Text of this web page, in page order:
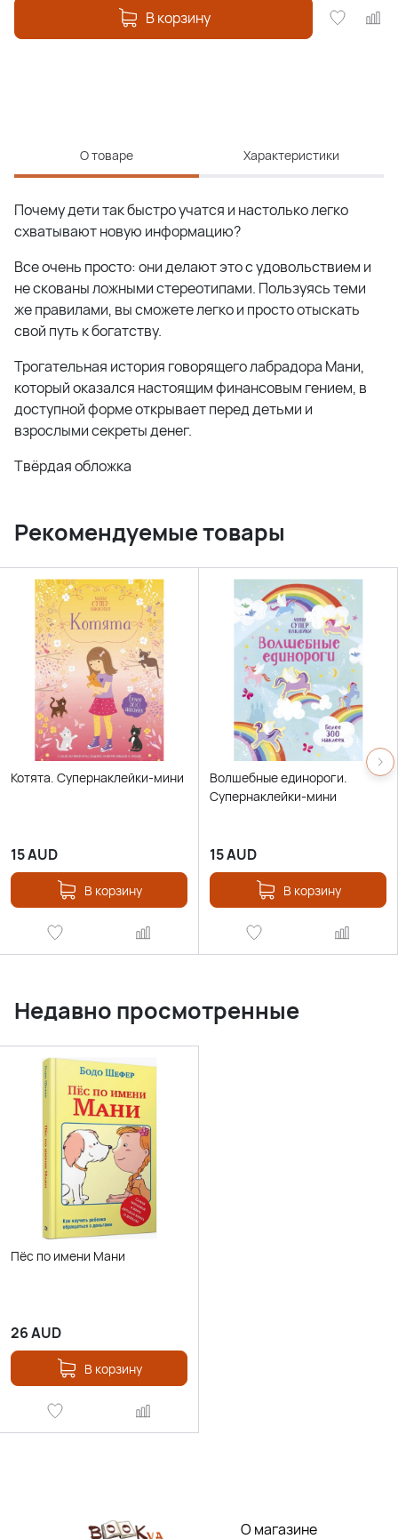
В корзину
О товаре Характеристики
Почему дети так быстро учатся и настолько легко
схватывают новую информацию?
Все очень просто: они делают это с удовольствием и
не скованы ложными стереотипами. Пользуясь теми
же правилами, вы сможете легко и просто отыскать
свой путь к богатству.
Трогательная история говорящего лабрадора Мани,
который оказался настоящим финансовым гением, в
доступной форме открывает перед детьми и
взрослыми секреты денег.
Твёрдая обложка
Рекомендуемые товары
Котята. Супернаклейки-мини
15AUD
В корзину
Волшебные единороги.
Супернаклейки-мини
15AUD
В корзину
Недавно просмотренные
Пёс по имени Мани
26AUD
В корзину
О магазине